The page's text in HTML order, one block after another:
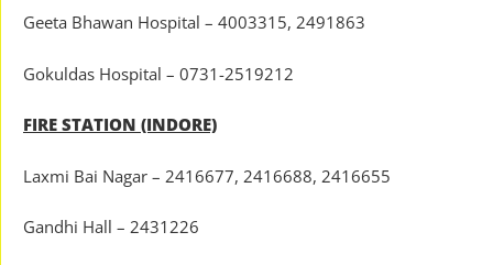
Geeta Bhawan Hospital – 4003315, 2491863
Gokuldas Hospital – 0731-2519212
FIRE STATION (INDORE)
Laxmi Bai Nagar – 2416677, 2416688, 2416655
Gandhi Hall – 2431226